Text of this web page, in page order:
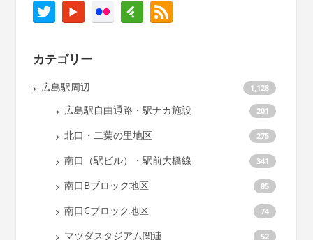
カテゴリー
広島駅周辺 1,128
広島駅自由通路・駅ナカ施設 201
北口・二葉の里地区 275
南口（駅ビル）・駅前大橋線 341
南口Bブロック地区 85
南口Cブロック地区 74
マツダスタジアム関連 52